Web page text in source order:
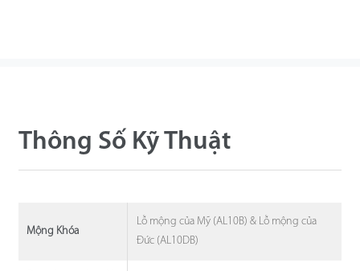
Thông Số Kỹ Thuật
Mộng Khóa
Lỗ mộng của Mỹ (AL10B) & Lỗ mộng của
Đức (AL10DB)